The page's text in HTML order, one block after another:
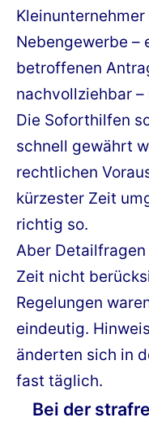
Nebengewerbe –
betroffenen
nachvollziehbar
Die Soforthilfen
schnell gewährt
rechtlichen
kürzester Zeit
richtig so.
Aber
Zeit nicht
Regelungen
eindeutig.
änderten sich in
fast täglich.
Bei der